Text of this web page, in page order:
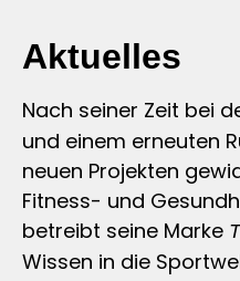
Aktuelles
Nach seiner Zeit bei
und einem erneuten
neuen Projekten
Fitness- und
betreibt seine Marke
Wissen in die